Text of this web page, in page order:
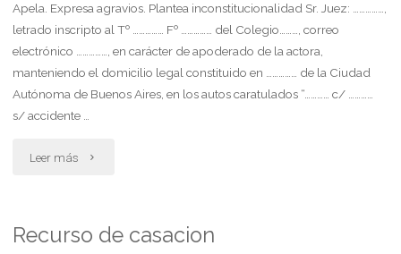
del
2014"
por
solicita
cautelar
Apela. Expresa agravios. Plantea inconstitucionalidad Sr. Juez: ……………,
letrado inscripto al Tº …………… Fº …………… del Colegio………, correo
electrónico ……………, en carácter de apoderado de la actora,
manteniendo el domicilio legal constituido en …………… de la Ciudad
Autónoma de Buenos Aires, en los autos caratulados “………… c/ …………
s/ accidente …
Leer más "Accidente
itinere.
Recurso de casacion